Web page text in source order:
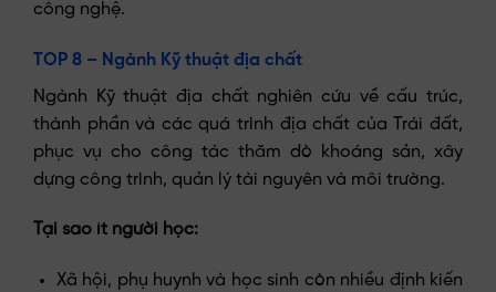
công nghệ.
TOP 8 – Ngành Kỹ thuật địa chất
Ngành Kỹ thuật địa chất nghiên cứu về cấu trúc,
thành phần và các quá trình địa chất của Trái đất,
phục vụ cho công tác thăm dò khoáng sản, xây
dựng công trình, quản lý tài nguyên và môi trường.
Tại sao ít người học:
Xã hội, phụ huynh và học sinh còn nhiều định kiến